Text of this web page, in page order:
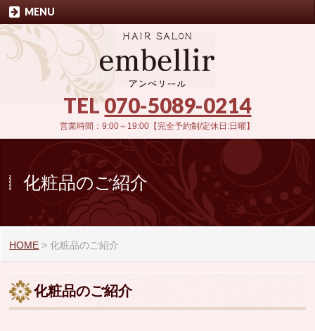
TEL070-5089-0214
営業時間：9:00～19:00【完全予約制/定休日:日曜】
MENU
化粧品のご紹介
HOME >化粧品のご紹介
化粧品のご紹介